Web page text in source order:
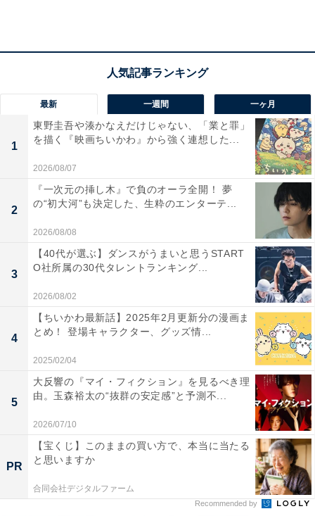
「6年生的には何て書いたら大人は満足なの？」
「お花屋さん」と書いたら「6年生にもなってそれじゃ
困る」と母親に言われてしまった彼女。佐倉は返答に困
ってしまいます。
好きなことを我慢して勉強するのは「かわいそ
最新 一週間 一ヶ月
1
東野圭吾や湊かなえだけじゃない、「業と罪」
を描く『映画ちいかわ』から強く連想した...
2026/08/07
2
『一次元の挿し木』で負のオーラ全開！ 夢
の“初大河”も決定した、生粋のエンターテ...
2026/08/08
3
【40代が選ぶ】ダンスがうまいと思うSTART
O社所属の30代タレントランキング...
2026/08/02
4
【ちいかわ最新話】2025年2月更新分の漫画ま
とめ！ 登場キャラクター、グッズ情...
2025/02/04
5
大反響の『マイ・フィクション』を見るべき理
由。玉森裕太の“抜群の安定感”と予測不...
2026/07/10
PR
【宝くじ】このままの買い方で、本当に当たる
と思いますか
合同会社デジタルファーム
Recommended by